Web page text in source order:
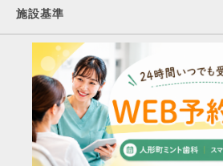
施設基準